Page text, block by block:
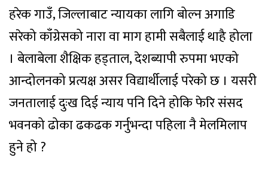
हरेक गाउँ, जिल्लाबाट न्यायका लागि बोल्न अगाडि
सरेको काँग्रेसको नारा वा माग हामी सबैलाई थाहै होला
। बेलाबेला शैक्षिक हड्ताल, देशब्यापी रुपमा भएको
आन्दोलनको प्रत्यक्ष असर विद्यार्थीलाई परेको छ । यसरी
जनतालाई दुःख दिई न्याय पनि दिने होकि फेरि संसद
भवनको ढोका ढकढक गर्नुभन्दा पहिला नै मेलमिलाप
हुने हो ?